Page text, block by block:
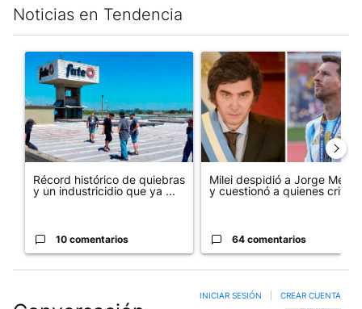
Noticias en Tendencia
Este listado muestra los artículos con más comentarios en los
Un artículo de tendencia con el título "Récord histórico de
Récord histórico de quiebras
y un industricidio que ya ...
10 comentarios
Un artículo de tendencia con
Milei despidió a Jorge Messi
y cuestionó a quienes crit...
64 comentarios
INICIAR SESIÓN CREAR CUENTA